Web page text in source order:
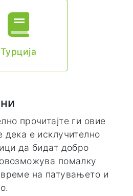
Турција
прочитајте ги овие
е исклучително
да бидат добро
помалку
на патувањето и